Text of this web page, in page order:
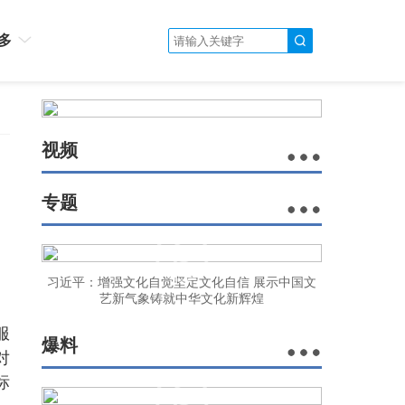
视频
专题
习近平：增强文化自觉坚定文化自信 展示中国文
艺新气象铸就中华文化新辉煌
爆料